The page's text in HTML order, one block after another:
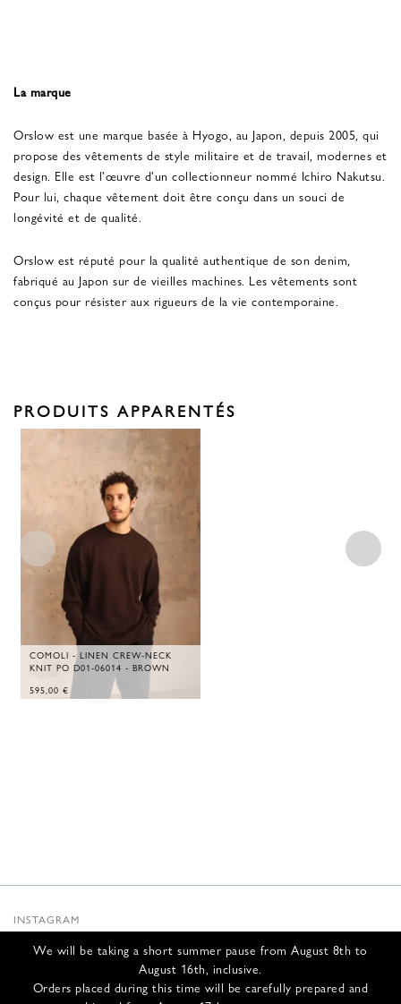
We will be taking a short summer pause from August 8th to
August 16th, inclusive.
Orders placed during this time will be carefully prepared and
La marque
Orslow est une marque basée à Hyogo, au Japon, depuis 2005, qui
propose des vêtements de style militaire et de travail, modernes et
design. Elle est l'œuvre d'un collectionneur nommé Ichiro Nakutsu.
Pour lui, chaque vêtement doit être conçu dans un souci de
longévité et de qualité.
Orslow est réputé pour la qualité authentique de son denim,
fabriqué au Japon sur de vieilles machines. Les vêtements sont
conçus pour résister aux rigueurs de la vie contemporaine.
PRODUITS APPARENTÉS
COMOLI - LINEN CREW-NECK
KNIT PO D01-06014 - BROWN
595,00 €
INSTAGRAM
INFOS